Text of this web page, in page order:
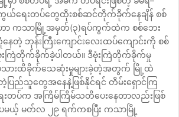
ယ်ရေးတပ်တွေထိုးစစ်ဆင်တိုက်ခိုက်နေချိန် စစ်
ာ ကသာမြို့အမှတ်(၃)ရပ်ကွက်ထဲက စစ်ဘေး
ေတဲ့ ဘုန်းကြီးကျောင်းလေးထပ်ကျောင်းကို စစ်
ကြဲတိုက်ခိုက်ခဲ့ပါတယ်။ ဒီဗုံးကြဲတိုက်ခိုက်မှု
သားထိခိုက်သေဆုံးမှုများခဲ့တဲ့အတွက် မြို့ထဲ
ပြည်သူတွေအနေနဲ့ဖြစ်နိုင်ရင် တိမ်းရှောင်ကြ
တပ်က အကြိမ်ကြိမ်သတိပေးနေတာလည်းဖြစ်
ေမယ့် မတ်လ ၂၉ ရက်ကစပြီး ကသာမြို့